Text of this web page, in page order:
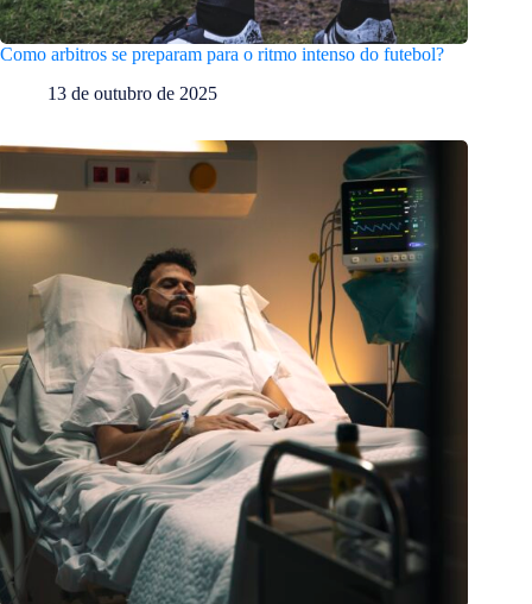
Como arbitros se preparam para o ritmo intenso do futebol?
13 de outubro de 2025